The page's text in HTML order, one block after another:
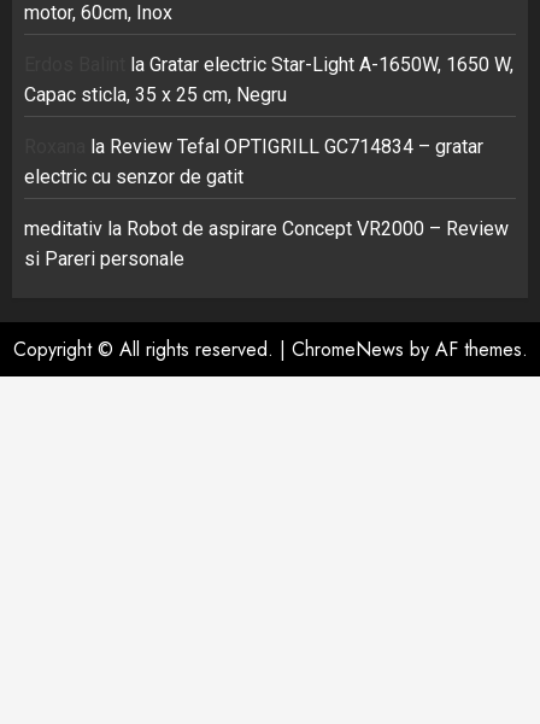
motor, 60cm, Inox
la Gratar electric Star-Light A-1650W, 1650 W,
Capac sticla, 35 x 25 cm, Negru
la Review Tefal OPTIGRILL GC714834 – gratar
electric cu senzor de gatit
meditativ la Robot de aspirare Concept VR2000 – Review
si Pareri personale
Copyright © All rights reserved. | ChromeNews by AF themes.